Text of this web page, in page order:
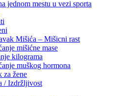
Mišića – Mišicni rast
mišićne mase
kilograma
muškog hormona
za žene
/ Izdržljivost